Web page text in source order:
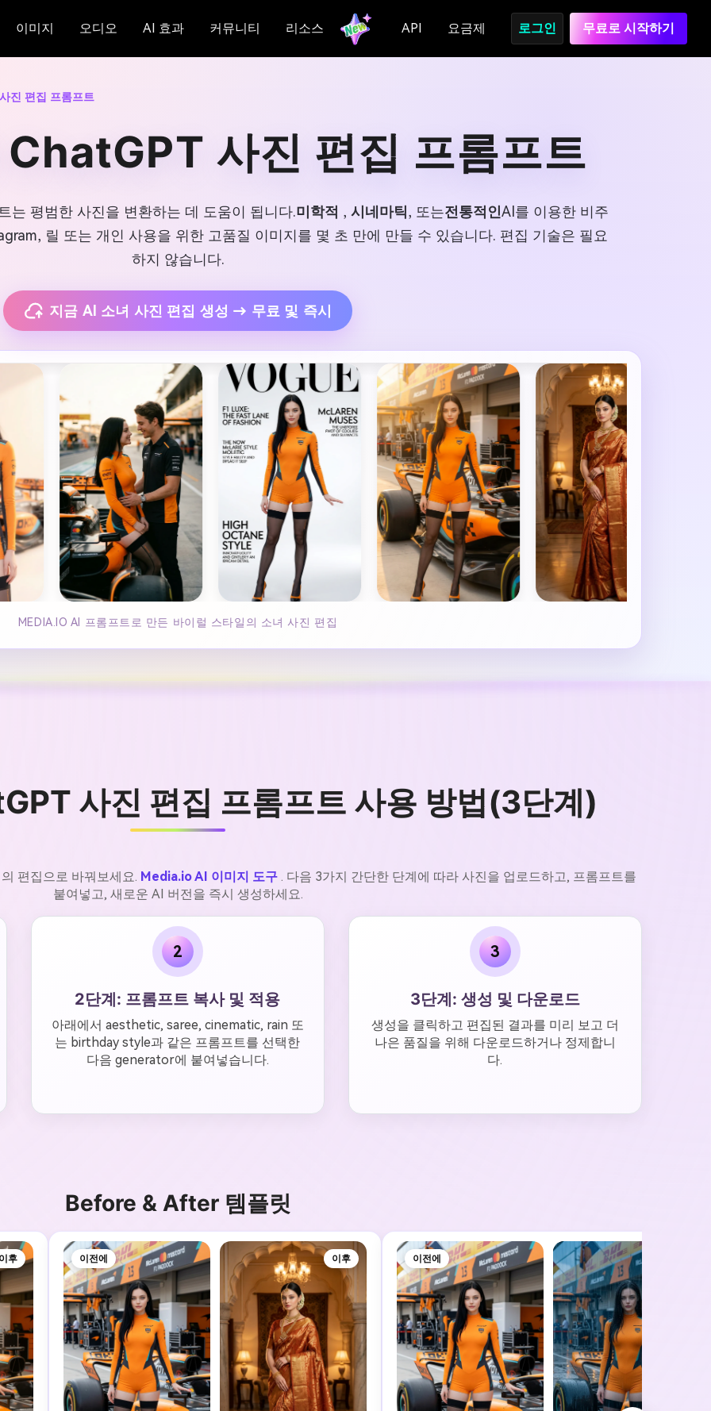
이미지 오디오 AI 효과 커뮤니티 리소스 API 요금제 로그인 무료로 시작하기
진 편집 프롬프트
사진 편집 프롬프트
는 평범한 사진을 변환하는 데 도움이 됩니다.미학적 , 시네마틱, 또는전통적인AI를 이용한 비주
릴 또는 개인 사용을 위한 고품질 이미지를 몇 초 만에 만들 수 있습니다. 편집 기술은 필요
하지 않습니다.
지금 AI 소녀 사진 편집 생성 → 무료 및 즉시
MEDIA.IO AI 프롬프트로 만든 바이럴 스타일의 소녀 사진 편집
사진 편집 프롬프트 사용 방법(3단계)
편집으로 바꿔보세요. Media.io AI 이미지 도구 . 다음 3가지 간단한 단계에 따라 사진을 업로드하고, 프롬프트를
붙여넣고, 새로운 AI 버전을 즉시 생성하세요.
2
2단계: 프롬프트 복사 및 적용
아래에서 aesthetic, saree, cinematic, rain 또
는 birthday style과 같은 프롬프트를 선택한
다음 generator에 붙여넣습니다.
3
3단계: 생성 및 다운로드
생성을 클릭하고 편집된 결과를 미리 보고 더
나은 품질을 위해 다운로드하거나 정제합니
다.
Before & After 템플릿
후 이전에 이후 이전에